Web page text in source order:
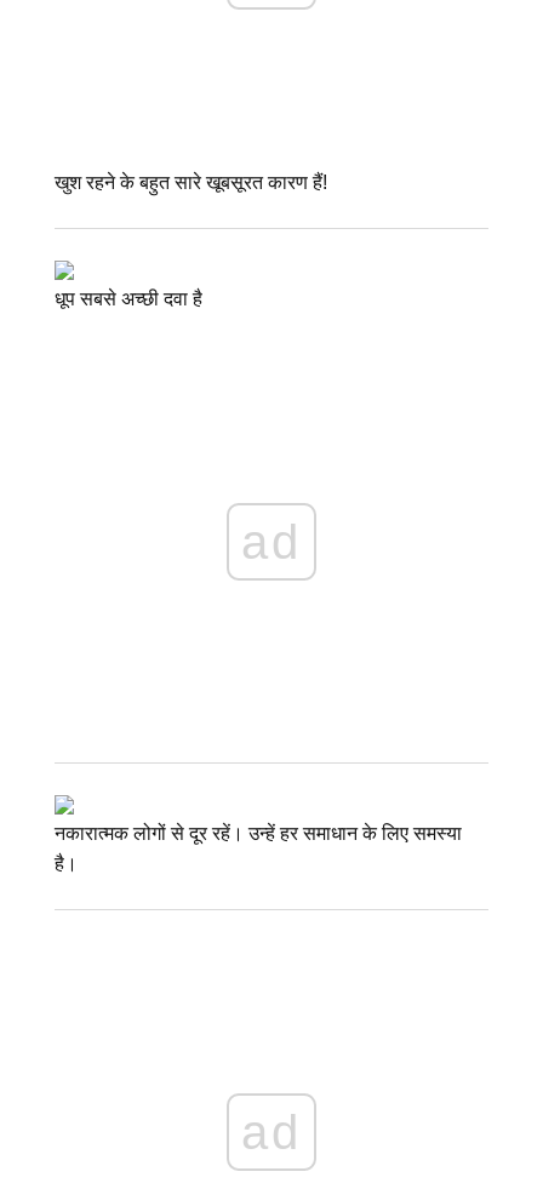
खुश रहने के बहुत सारे खूबसूरत कारण हैं!
धूप सबसे अच्छी दवा है
ad
नकारात्मक लोगों से दूर रहें। उन्हें हर समाधान के लिए समस्या
है।
ad